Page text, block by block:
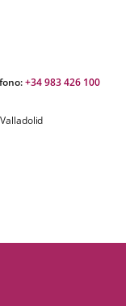
+34 983 426 100